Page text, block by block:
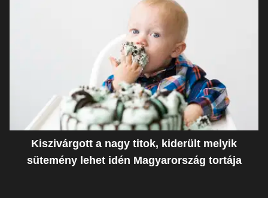
Kiszivárgott a nagy titok, kiderült melyik
sütemény lehet idén Magyarország tortája